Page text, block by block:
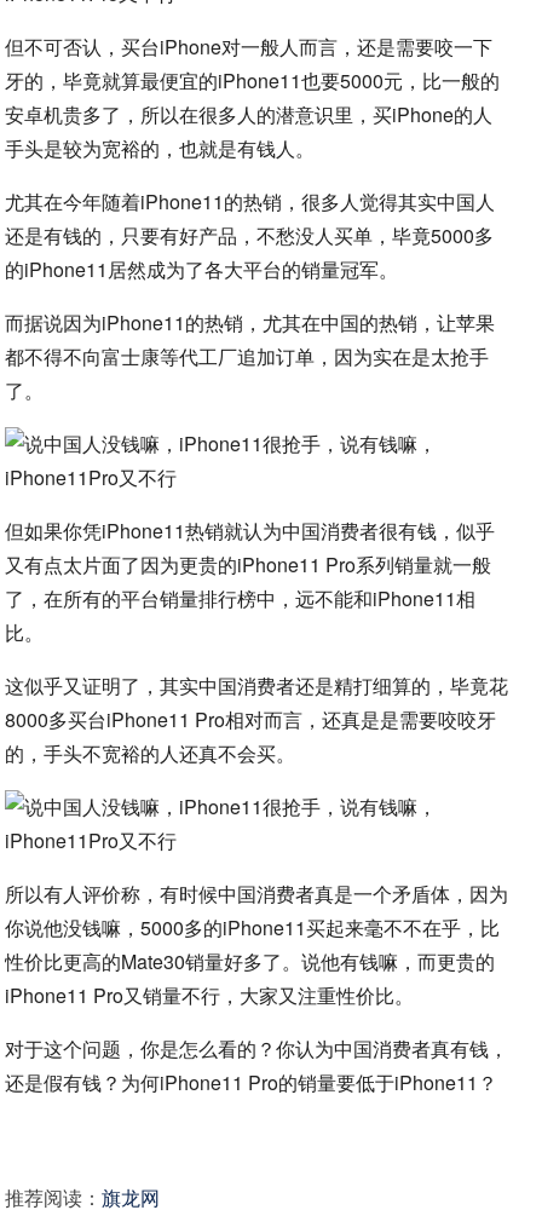
但不可否认，买台iPhone对一般人而言，还是需要咬一下
牙的，毕竟就算最便宜的iPhone11也要5000元，比一般的
安卓机贵多了，所以在很多人的潜意识里，买iPhone的人
手头是较为宽裕的，也就是有钱人。
尤其在今年随着iPhone11的热销，很多人觉得其实中国人
还是有钱的，只要有好产品，不愁没人买单，毕竟5000多
的iPhone11居然成为了各大平台的销量冠军。
而据说因为iPhone11的热销，尤其在中国的热销，让苹果
都不得不向富士康等代工厂追加订单，因为实在是太抢手
了。
但如果你凭iPhone11热销就认为中国消费者很有钱，似乎
又有点太片面了因为更贵的iPhone11 Pro系列销量就一般
了，在所有的平台销量排行榜中，远不能和iPhone11相
比。
这似乎又证明了，其实中国消费者还是精打细算的，毕竟花
8000多买台iPhone11 Pro相对而言，还真是是需要咬咬牙
的，手头不宽裕的人还真不会买。
所以有人评价称，有时候中国消费者真是一个矛盾体，因为
你说他没钱嘛，5000多的iPhone11买起来毫不不在乎，比
性价比更高的Mate30销量好多了。说他有钱嘛，而更贵的
iPhone11 Pro又销量不行，大家又注重性价比。
对于这个问题，你是怎么看的？你认为中国消费者真有钱，
还是假有钱？为何iPhone11 Pro的销量要低于iPhone11？
推荐阅读：旗龙网